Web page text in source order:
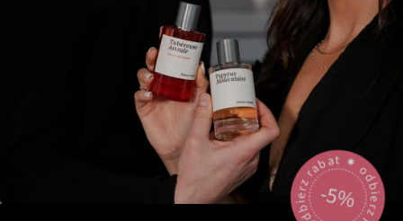
odbierz rabat 🟎 odbierz rabat 🟎
-5%